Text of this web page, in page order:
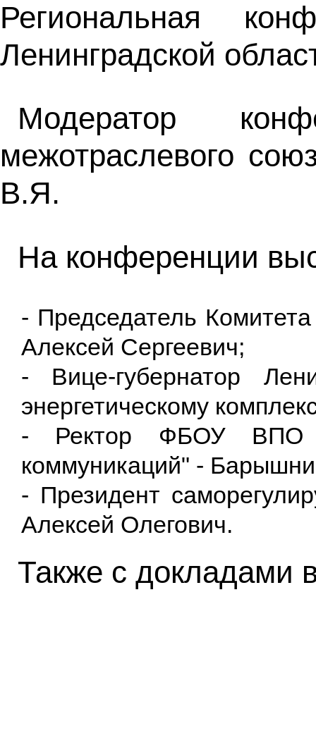
Региональная
Ленинградской
Модератор
межотраслевого
В.Я.
На конференции
- Председатель
Алексей Сергеевич;
- Вице-губернатор
энергетическому
- Ректор ФБОУ ВПО
коммуникаций" -
- Президент
Алексей Олегович.
Также с докладами